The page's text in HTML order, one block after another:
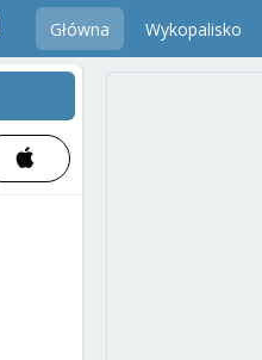
Główna Wykopalisko